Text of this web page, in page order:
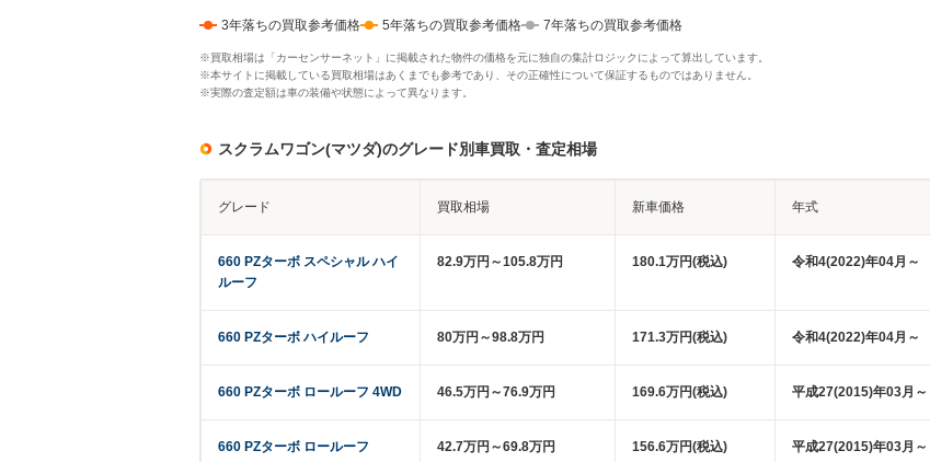
3年落ちの買取参考価格 5年落ちの買取参考価格 7年落ちの買取参考価格
※買取相場は「カーセンサーネット」に掲載された物件の価格を元に独自の集計ロジックによって算出しています。
※本サイトに掲載している買取相場はあくまでも参考であり、その正確性について保証するものではありません。
※実際の査定額は車の装備や状態によって異なります。
スクラムワゴン(マツダ)のグレード別車買取・査定相場
グレード 買取相場 新車価格 年式
660 PZターボ スペシャル ハイ
ルーフ
82.9万円～105.8万円 180.1万円(税込) 令和4(2022)年04月～
660 PZターボ ハイルーフ 80万円～98.8万円 171.3万円(税込) 令和4(2022)年04月～
660 PZターボ ロールーフ 4WD 46.5万円～76.9万円 169.6万円(税込) 平成27(2015)年03月～
660 PZターボ ロールーフ 42.7万円～69.8万円 156.6万円(税込) 平成27(2015)年03月～